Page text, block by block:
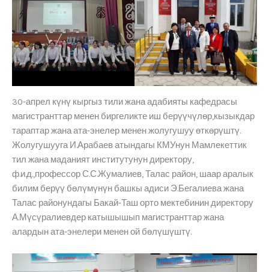
30-апрел күнү кыргыз тили жана адабияты кафедрасы
магистранттар менен биргеликте иш берүүчүлөр,кызыкдар
тараптар жана ата-энелер менен жолугушуу өткөрүштү.
Жолугушууга И.Арабаев атындагы КМУнун Мамлекеттик
тил жана маданият институтунун директору,
ф.и.д.,профессор С.С.Жумалиев, Талас район, шаар аралык
билим берүү бөлүмүнүн башкы адиси Э.Бегалиева жана
Талас районундагы Бакай-Таш орто мектебинин директору
А.Мүсүралиевдер катышышып магистранттар жана
алардын ата-энелери менен ой бөлүшүштү.